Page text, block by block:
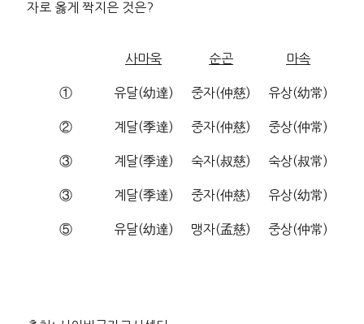
자로 옳게 짝지은 것은?
사마욱 순곤 마속
① 유달(幼達) 중자(仲慈) 유상(幼常)
② 계달(季達) 중자(仲慈) 중상(仲常)
③ 계달(季達) 숙자(叔慈) 숙상(叔常)
③ 계달(季達) 중자(仲慈) 유상(幼常)
⑤ 유달(幼達) 맹자(孟慈) 중상(仲常)